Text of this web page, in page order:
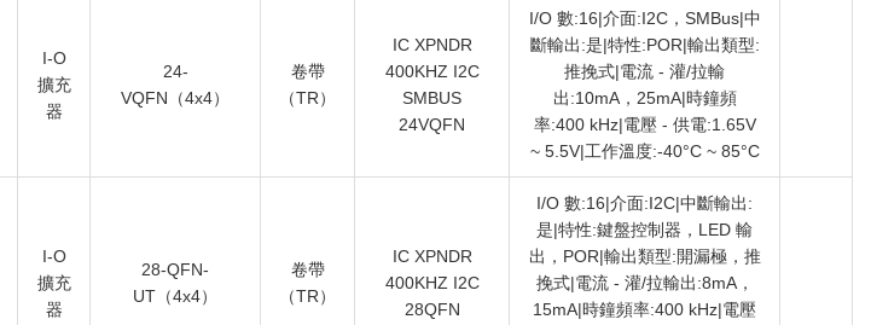
I-O
擴充
器
24-
VQFN（4x4）
卷帶
（TR）
IC XPNDR
400KHZ I2C
SMBUS
24VQFN
I/O 數:16|介面:I2C，SMBus|中
斷輸出:是|特性:POR|輸出類型:
推挽式|電流 - 灌/拉輸
出:10mA，25mA|時鐘頻
率:400 kHz|電壓 - 供電:1.65V
~ 5.5V|工作溫度:-40°C ~ 85°C
I-O
擴充
器
28-QFN-
UT（4x4）
卷帶
（TR）
IC XPNDR
400KHZ I2C
28QFN
I/O 數:16|介面:I2C|中斷輸出:
是|特性:鍵盤控制器，LED 輸
出，POR|輸出類型:開漏極，推
挽式|電流 - 灌/拉輸出:8mA，
15mA|時鐘頻率:400 kHz|電壓